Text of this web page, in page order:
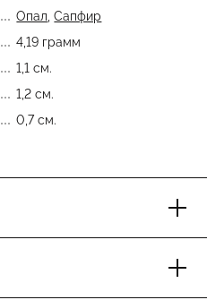
Опал ,Сапфир
4,19 грамм
1,1 см.
1,2 см.
0,7 см.